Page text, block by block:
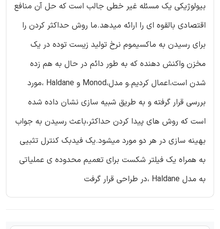
بیولوژیکی یک مسئله غیر خطی جالب است که حل آن منافع
اقتصادی بالقوه ای را ارائه میدهد.ما روش حداکثر کردن را
برای رسیدن به ماکسیموم نرخ تولید زیست توده در یک
مخزن واکنش دهنده که به طور دائم در حال به هم زده
شدن است،اعمال کردیم.و مدل،Monod و Haldane ،مورد
بررسی قرار گرفته و به طریق شبیه سازی نشان داده شده
است که روش های پیدا کردن حداکثر،باعث رسیدن به جواب
بهینه سازی در هر دو مورد میشود.یک فیدبک کنترل تثبیی
به همراه یک فیلتر شکست برای تعمیم محدوده ی عملیاتی
به مدل Haldane ،در طراحی قرار گرفت